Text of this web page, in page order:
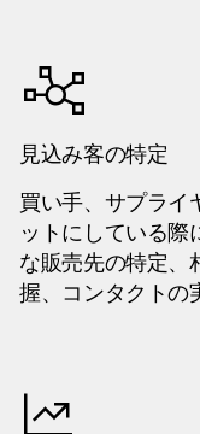
見込み客の特定
買い手、サプライ
ットにしている際
な販売先の特定、
握、コンタクトの